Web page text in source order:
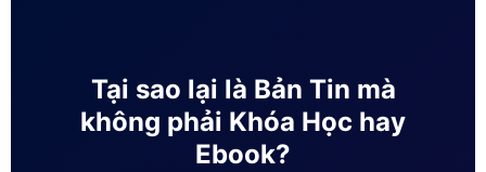
Tại sao lại là Bản Tin mà
không phải Khóa Học hay
Ebook?